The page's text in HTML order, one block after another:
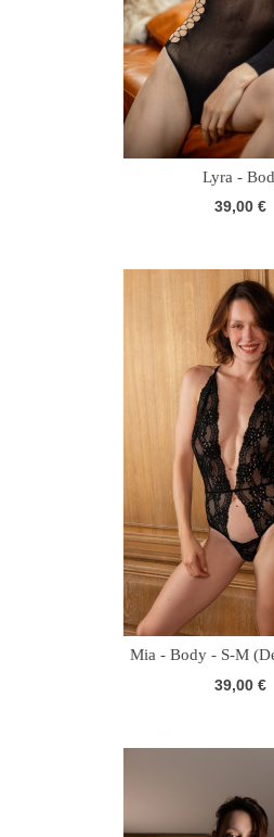
Lyra -
39,00 €
Mia - Body - S-M
39,00 €